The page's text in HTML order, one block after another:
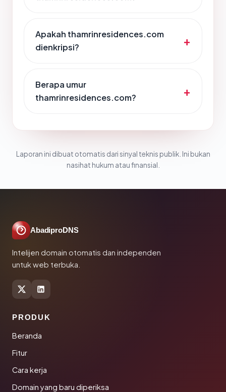
Apakah thamrinresidences.com
dienkripsi?
Berapa umur
thamrinresidences.com?
Laporan ini dibuat otomatis dari sinyal teknis publik. Ini bukan
nasihat hukum atau finansial.
AbadiproDNS
Intelijen domain otomatis dan independen
untuk web terbuka.
PRODUK
Beranda
Fitur
Cara kerja
Domain yang baru diperiksa